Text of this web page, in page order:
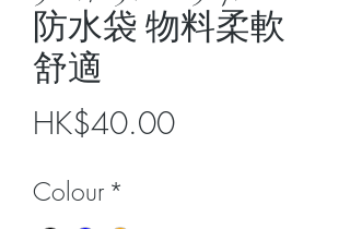
防水袋 物料柔軟
舒適
HK$40.00Price
Colour *